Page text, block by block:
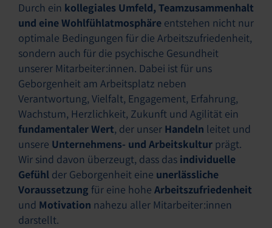
Durch ein kollegiales Umfeld, Teamzusammenhalt
und eine Wohlfühlatmosphäre entstehen nicht nur
optimale Bedingungen für die Arbeitszufriedenheit,
sondern auch für die psychische Gesundheit
unserer Mitarbeiter:innen. Dabei ist für uns
Geborgenheit am Arbeitsplatz neben
Verantwortung, Vielfalt, Engagement, Erfahrung,
Wachstum, Herzlichkeit, Zukunft und Agilität ein
fundamentaler Wert, der unser Handeln leitet und
unsere Unternehmens- und Arbeitskultur prägt.
Wir sind davon überzeugt, dass das individuelle
Gefühl der Geborgenheit eine unerlässliche
Voraussetzung für eine hohe Arbeitszufriedenheit
und Motivation nahezu aller Mitarbeiter:innen
darstellt.